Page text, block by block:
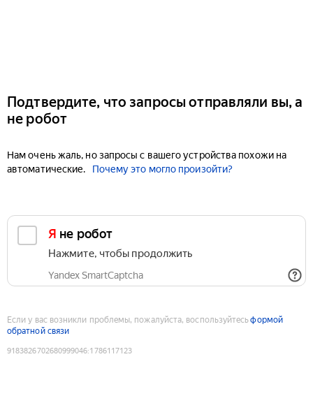
Подтвердите, что запросы отправляли вы, а
не робот
Нам очень жаль, но запросы с вашего устройства похожи на
автоматические.
Почему это могло произойти?
Я не робот
Нажмите, чтобы продолжить
Yandex SmartCaptcha
Если у вас возникли проблемы, пожалуйста, воспользуйтесьформой
обратной связи
9183826702680999046:1786117123